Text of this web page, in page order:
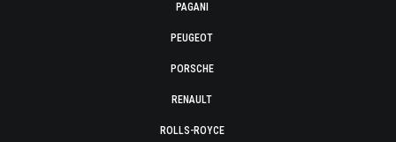
PAGANI
PEUGEOT
PORSCHE
RENAULT
ROLLS-ROYCE